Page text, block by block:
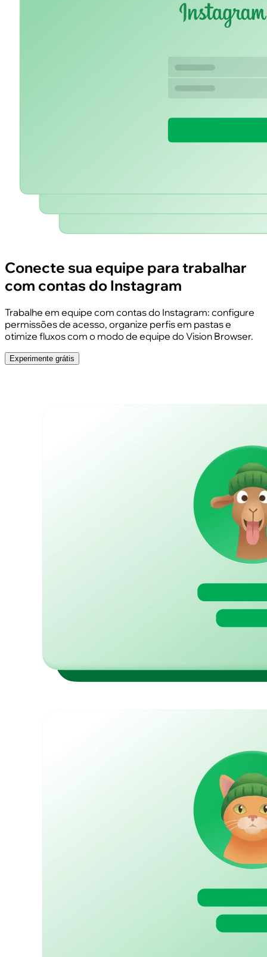
Conecte sua equipe para trabalhar
com contas do Instagram
Trabalhe em equipe com contas do Instagram: configure
permissões de acesso, organize perfis em pastas e
otimize fluxos com o modo de equipe do Vision Browser.
Experimente grátis